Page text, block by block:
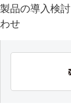
製品の導入検
わせ